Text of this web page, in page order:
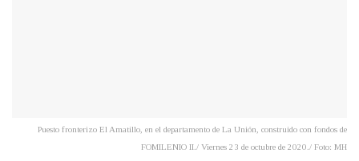
Puesto fronterizo El Amatillo, en el departamento de La Unión, construido con fondos de
FOMILENIO II./ Viernes 23 de octubre de 2020./ Foto: MH